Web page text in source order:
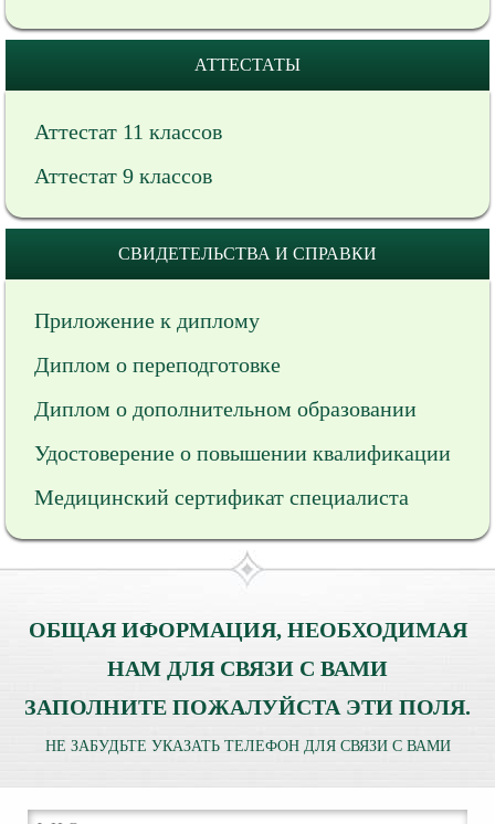
АТТЕСТАТЫ
Аттестат 11 классов
Аттестат 9 классов
СВИДЕТЕЛЬСТВА И СПРАВКИ
Приложение к диплому
Диплом о переподготовке
Диплом о дополнительном образовании
Удостоверение о повышении квалификации
Медицинский сертификат специалиста
ОБЩАЯ ИФОРМАЦИЯ, НЕОБХОДИМАЯ
НАМ ДЛЯ СВЯЗИ С ВАМИ
ЗАПОЛНИТЕ ПОЖАЛУЙСТА ЭТИ ПОЛЯ.
НЕ ЗАБУДЬТЕ УКАЗАТЬ ТЕЛЕФОН ДЛЯ СВЯЗИ С ВАМИ